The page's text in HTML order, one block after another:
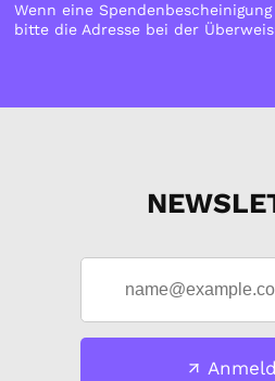
Wenn eine
bitte die Adresse bei der